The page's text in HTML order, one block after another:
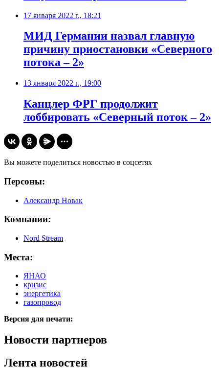
17 января 2022 г., 18:21
МИД Германии назвал главную
причину приостановки «Северного
потока – 2»
13 января 2022 г., 19:00
Канцлер ФРГ продолжит
лоббировать «Северный поток – 2»
Вы можете поделиться новостью в соцсетях
Персоны:
Александр Новак
Компании:
Nord Stream
Места:
ЯНАО
кризис
энергетика
газопровод
Версия для печати:
Новости партнеров
Лента новостей